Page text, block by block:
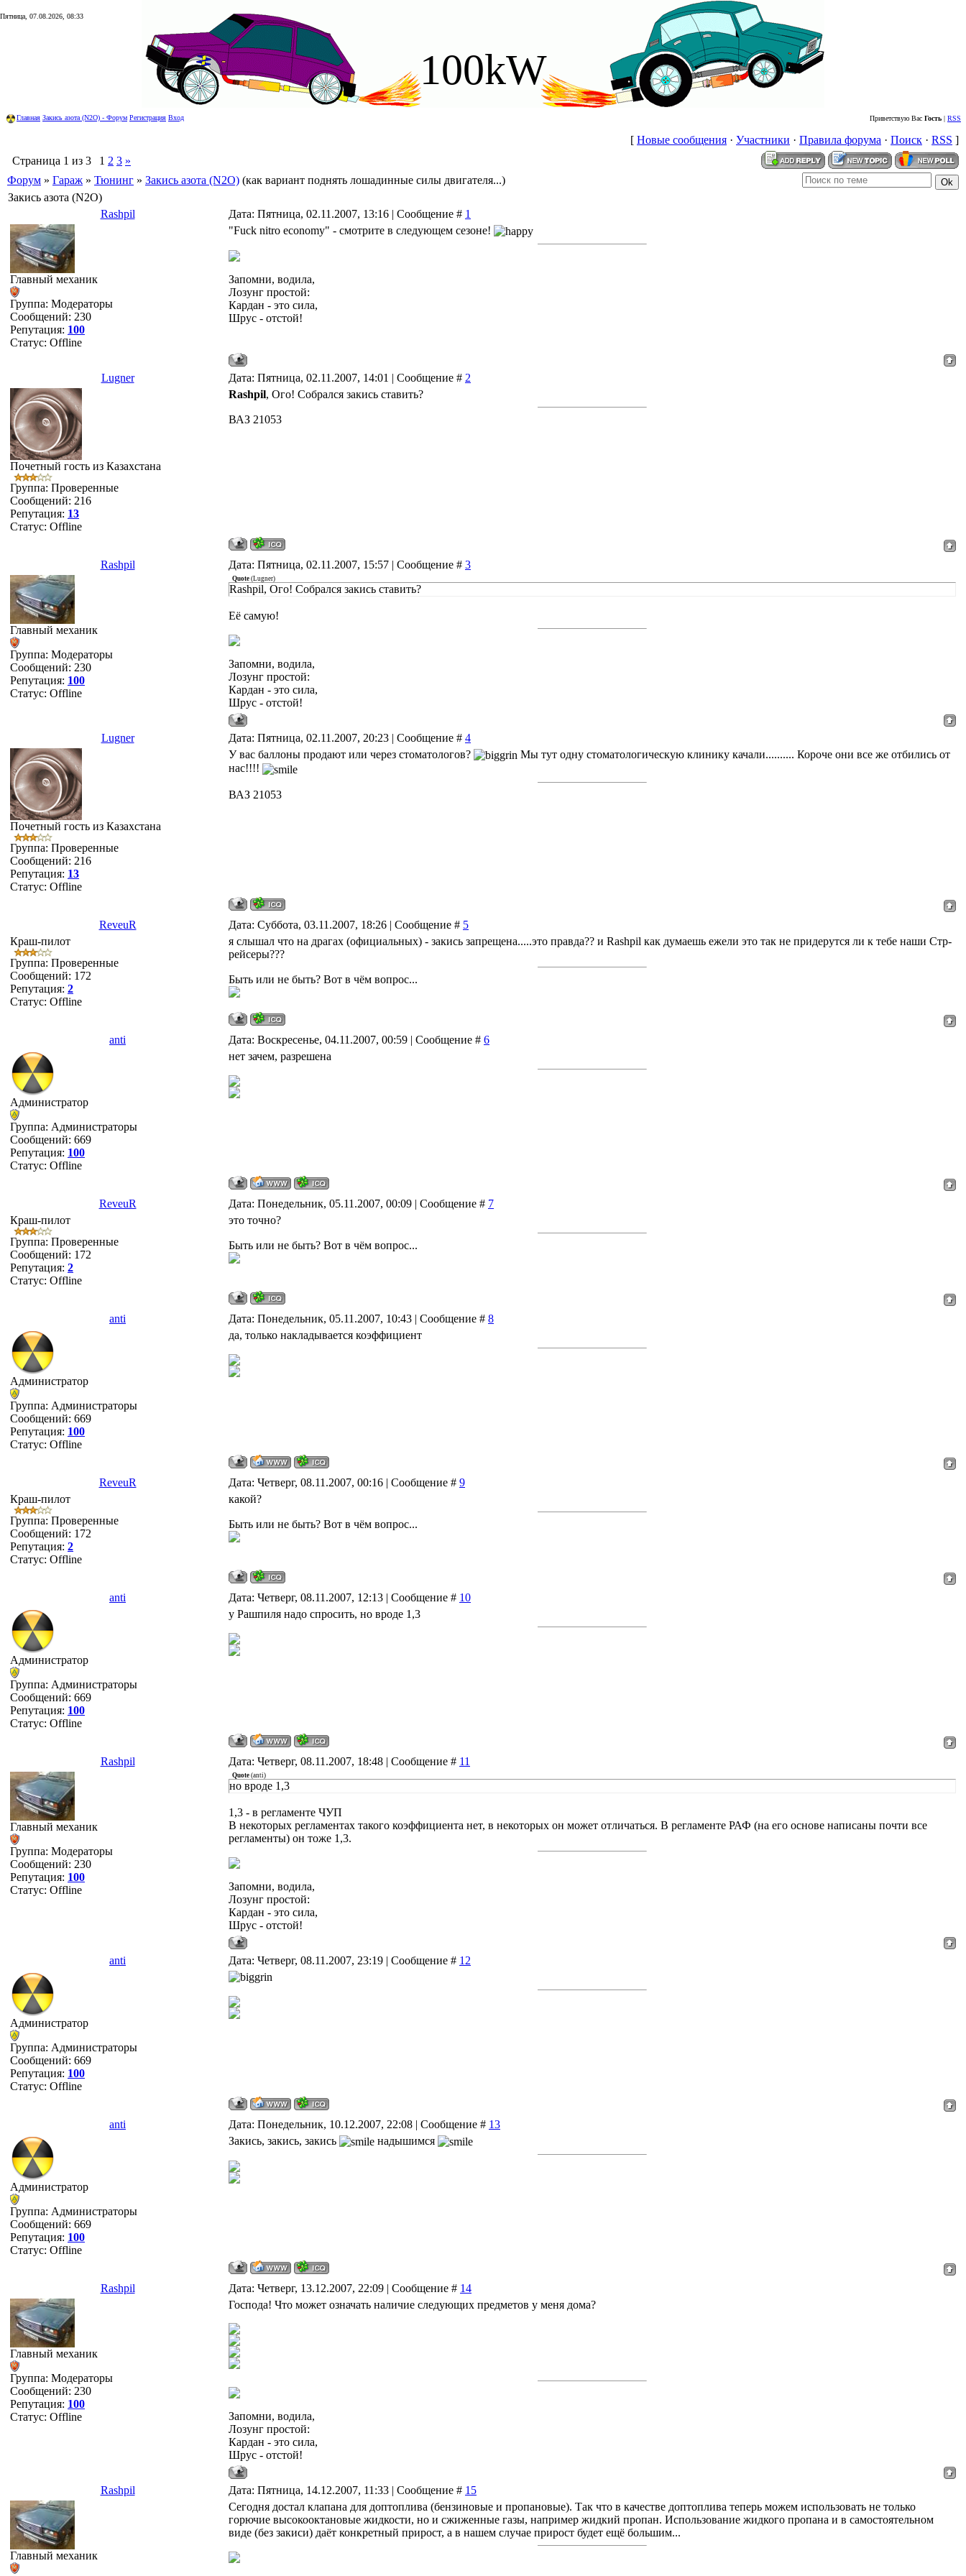
Пятница, 07.08.2026, 08:33
100kW
Главная Закись азота (N2O) - Форум Регистрация Вход Приветствую Вас Гость | RSS
[ Новые сообщения · Участники · Правила форума · Поиск · RSS ]
Страница 1 из 3 1 2 3 »
Форум » Гараж » Тюнинг » Закись азота (N2O) (как вариант поднять лошадинные силы двигателя...)
Закись азота (N2O)
Rashpil
Дата: Пятница, 02.11.2007, 13:16 | Сообщение # 1
Главный механик
Группа: Модераторы
Сообщений: 230
Репутация: 100
Статус: Offline
"Fuck nitro economy" - смотрите в следующем сезоне!
Запомни, водила,
Лозунг простой:
Кардан - это сила,
Шрус - отстой!
Lugner Дата: Пятница, 02.11.2007, 14:01 | Сообщение # 2
Почетный гость из Казахстана
Группа: Проверенные
Сообщений: 216
Репутация: 13
Статус: Offline
Rashpil, Ого! Собрался закись ставить?
ВАЗ 21053
Rashpil Дата: Пятница, 02.11.2007, 15:57 | Сообщение # 3
Главный механик
Группа: Модераторы
Сообщений: 230
Репутация: 100
Статус: Offline
Quote (Lugner)
Rashpil, Ого! Собрался закись ставить?
Её самую!
Запомни, водила,
Лозунг простой:
Кардан - это сила,
Шрус - отстой!
Lugner Дата: Пятница, 02.11.2007, 20:23 | Сообщение # 4
Почетный гость из Казахстана
Группа: Проверенные
Сообщений: 216
Репутация: 13
Статус: Offline
У вас баллоны продают или через стоматологов?
Мы тут одну стоматологическую клинику качали.......... Короче они все же отбились от
нас!!!!
ВАЗ 21053
ReveuR Дата: Суббота, 03.11.2007, 18:26 | Сообщение # 5
Краш-пилот
Группа: Проверенные
Сообщений: 172
Репутация: 2
Статус: Offline
я слышал что на драгах (официальных) - закись запрещена.....это правда?? и Rashpil как думаешь ежели это так не придерутся ли к тебе наши Стр-
рейсеры???
Быть или не быть? Вот в чём вопрос...
anti Дата: Воскресенье, 04.11.2007, 00:59 | Сообщение # 6
Администратор
Группа: Администраторы
Сообщений: 669
Репутация: 100
Статус: Offline
нет зачем, разрешена
ReveuR Дата: Понедельник, 05.11.2007, 00:09 | Сообщение # 7
Краш-пилот
Группа: Проверенные
Сообщений: 172
Репутация: 2
Статус: Offline
это точно?
Быть или не быть? Вот в чём вопрос...
anti Дата: Понедельник, 05.11.2007, 10:43 | Сообщение # 8
Администратор
Группа: Администраторы
Сообщений: 669
Репутация: 100
Статус: Offline
да, только накладывается коэффициент
ReveuR Дата: Четверг, 08.11.2007, 00:16 | Сообщение # 9
Краш-пилот
Группа: Проверенные
Сообщений: 172
Репутация: 2
Статус: Offline
какой?
Быть или не быть? Вот в чём вопрос...
anti Дата: Четверг, 08.11.2007, 12:13 | Сообщение # 10
Администратор
Группа: Администраторы
Сообщений: 669
Репутация: 100
Статус: Offline
у Рашпиля надо спросить, но вроде 1,3
Rashpil Дата: Четверг, 08.11.2007, 18:48 | Сообщение # 11
Главный механик
Группа: Модераторы
Сообщений: 230
Репутация: 100
Статус: Offline
Quote (anti)
но вроде 1,3
1,3 - в регламенте ЧУП
В некоторых регламентах такого коэффициента нет, в некоторых он может отличаться. В регламенте РАФ (на его основе написаны почти все
регламенты) он тоже 1,3.
Запомни, водила,
Лозунг простой:
Кардан - это сила,
Шрус - отстой!
anti Дата: Четверг, 08.11.2007, 23:19 | Сообщение # 12
Администратор
Группа: Администраторы
Сообщений: 669
Репутация: 100
Статус: Offline
anti Дата: Понедельник, 10.12.2007, 22:08 | Сообщение # 13
Администратор
Группа: Администраторы
Сообщений: 669
Репутация: 100
Статус: Offline
Закись, закись, закись надышимся
Rashpil Дата: Четверг, 13.12.2007, 22:09 | Сообщение # 14
Главный механик
Группа: Модераторы
Сообщений: 230
Репутация: 100
Статус: Offline
Господа! Что может означать наличие следующих предметов у меня дома?
Запомни, водила,
Лозунг простой:
Кардан - это сила,
Шрус - отстой!
Rashpil Дата: Пятница, 14.12.2007, 11:33 | Сообщение # 15
Главный механик
Сегодня достал клапана для доптоплива (бензиновые и пропановые). Так что в качестве доптоплива теперь можем использовать не только
горючие высокооктановые жидкости, но и сжиженные газы, например жидкий пропан. Использование жидкого пропана и в самостоятельном
виде (без закиси) даёт конкретный прирост, а в нашем случае прирост будет ещё большим...